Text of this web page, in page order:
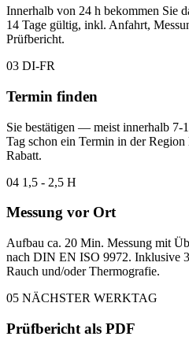
Innerhalb von 24 h bekommen Sie
14 Tage gültig, inkl. Anfahrt,
Prüfbericht.
03 DI-FR
Termin finden
Sie bestätigen — meist innerhalb 7-
Tag schon ein Termin in der
Rabatt.
04 1,5 - 2,5 H
Messung vor Ort
Aufbau ca. 20 Min. Messung mit
nach DIN EN ISO 9972. Inklusive
Rauch und/oder Thermografie.
05 NÄCHSTER WERKTAG
Prüfbericht als PDF